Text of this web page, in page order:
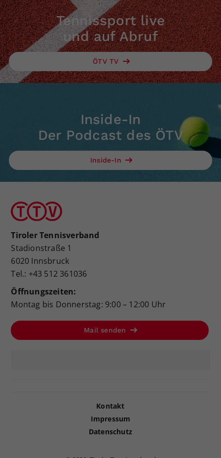
Tennissport live
und auf Abruf
ÖTV TV
Inside-In
Der Podcast des ÖTV
Inside-In
Tiroler Tennisverband
Stadionstraße 1
6020 Innsbruck
Tel.: +43 512 361036
Öffnungszeiten:
Montag bis Donnerstag: 9:00 – 12:00 Uhr
Mail senden
Kontakt
Impressum
Datenschutz